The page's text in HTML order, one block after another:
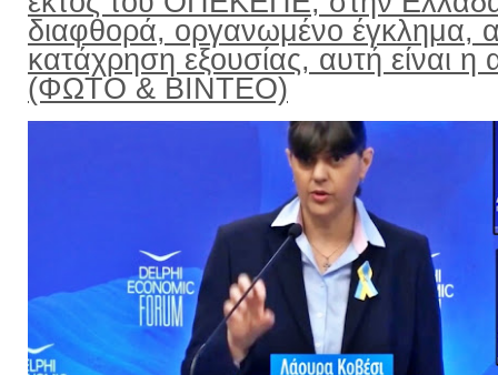
διαφθορά, οργανωμένο έγκλημα,
κατάχρηση εξουσίας, αυτή είναι η
(ΦΩΤΟ & ΒΙΝΤΕΟ)